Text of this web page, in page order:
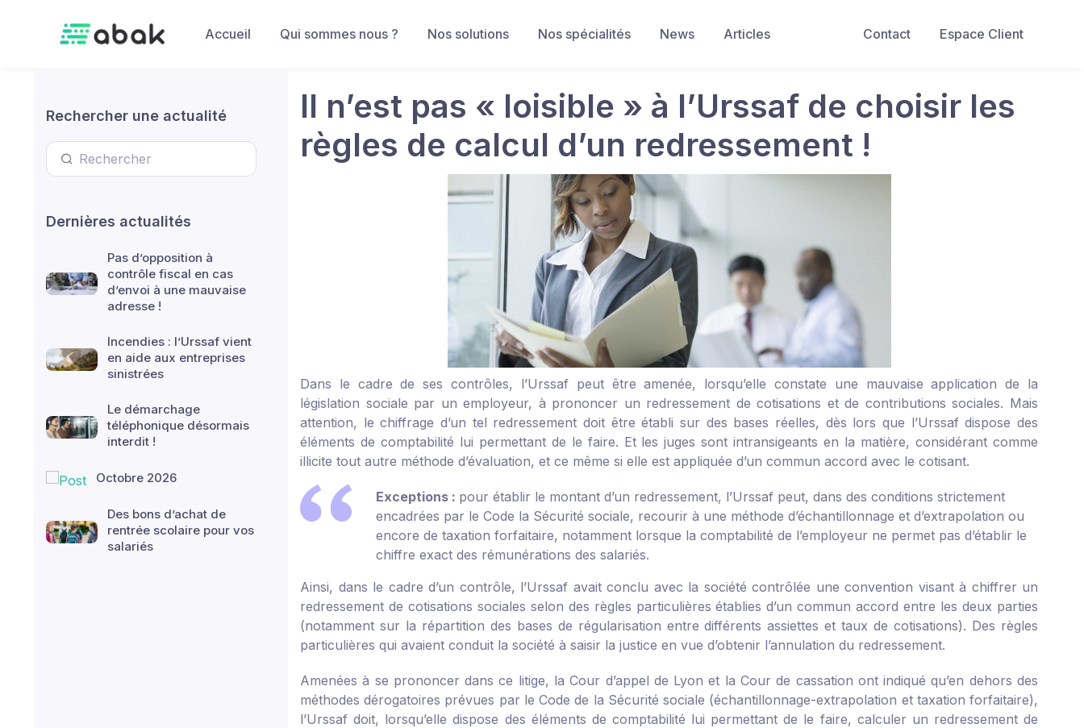
Contact
Espace Client
Accueil Qui sommes nous ? Nos solutions Nos spécialités News Articles
Rechercher une actualité
Dernières actualités
Pas d’opposition à
contrôle fiscal en cas
d’envoi à une mauvaise
adresse !
Incendies : l’Urssaf vient
en aide aux entreprises
sinistrées
Le démarchage
téléphonique désormais
interdit !
Octobre 2026
Des bons d’achat de
rentrée scolaire pour vos
salariés
Il n’est pas « loisible » à l’Urssaf de choisir les
règles de calcul d’un redressement !
Dans le cadre de ses contrôles, l’Urssaf peut être amenée, lorsqu’elle constate une mauvaise application de la
législation sociale par un employeur, à prononcer un redressement de cotisations et de contributions sociales. Mais
attention, le chiffrage d’un tel redressement doit être établi sur des bases réelles, dès lors que l’Urssaf dispose des
éléments de comptabilité lui permettant de le faire. Et les juges sont intransigeants en la matière, considérant comme
illicite tout autre méthode d’évaluation, et ce même si elle est appliquée d’un commun accord avec le cotisant.
Exceptions : pour établir le montant d’un redressement, l’Urssaf peut, dans des conditions strictement
encadrées par le Code la Sécurité sociale, recourir à une méthode d’échantillonnage et d’extrapolation ou
encore de taxation forfaitaire, notamment lorsque la comptabilité de l’employeur ne permet pas d’établir le
chiffre exact des rémunérations des salariés.
Ainsi, dans le cadre d’un contrôle, l’Urssaf avait conclu avec la société contrôlée une convention visant à chiffrer un
redressement de cotisations sociales selon des règles particulières établies d’un commun accord entre les deux parties
(notamment sur la répartition des bases de régularisation entre différents assiettes et taux de cotisations). Des règles
particulières qui avaient conduit la société à saisir la justice en vue d’obtenir l’annulation du redressement.
Amenées à se prononcer dans ce litige, la Cour d’appel de Lyon et la Cour de cassation ont indiqué qu’en dehors des
méthodes dérogatoires prévues par le Code de la Sécurité sociale (échantillonnage-extrapolation et taxation forfaitaire),
l’Urssaf doit, lorsqu’elle dispose des éléments de comptabilité lui permettant de le faire, calculer un redressement de